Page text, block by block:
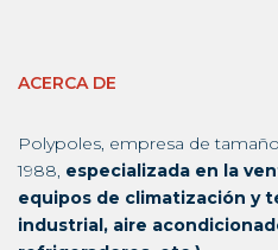
ACERCA DE
Polypoles, empresa de
1988, especializada en la
equipos de climatización y
industrial, aire